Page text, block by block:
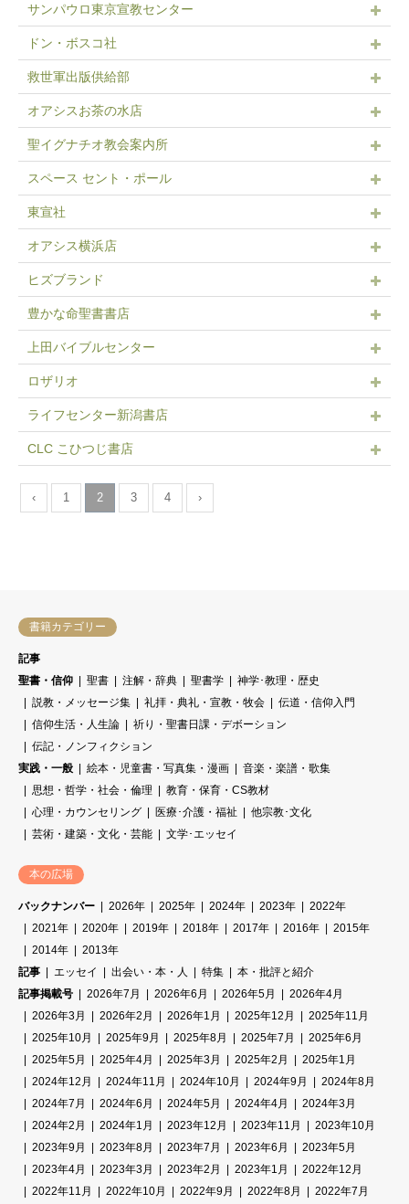
サンパウロ東京宣教センター
ドン・ボスコ社
救世軍出版供給部
オアシスお茶の水店
聖イグナチオ教会案内所
スペース セント・ポール
東宣社
オアシス横浜店
ヒズブランド
豊かな命聖書書店
上田バイブルセンター
ロザリオ
ライフセンター新潟書店
CLC こひつじ書店
‹ 1 2 3 4 ›
書籍カテゴリー
記事
聖書・信仰
聖書 注解・辞典 聖書学
神学･教理・歴史
説教・メッセージ集
礼拝・典礼・宣教・牧会
伝道・信仰入門
信仰生活・人生論
祈り・聖書日課・デボーション
伝記・ノンフィクション
実践・一般
絵本・児童書・写真集・漫画
音楽・楽譜・歌集
思想・哲学・社会・倫理
教育・保育・CS教材
心理・カウンセリング
医療･介護・福祉
他宗教･文化
芸術・建築・文化・芸能
文学･エッセイ
本の広場
バックナンバー 2026年 2025年 2024年 2023年
2022年
2021年
2020年 2019年 2018年 2017年 2016年
2015年
2014年
2013年
記事
エッセイ 出会い・本・人 特集
本・批評と紹介
記事掲載号
2026年7月 2026年6月 2026年5月
2026年4月
2026年3月
2026年2月 2026年1月 2025年12月
2025年11月
2025年10月
2025年9月 2025年8月 2025年7月
2025年6月
2025年5月
2025年4月 2025年3月 2025年2月
2025年1月
2024年12月
2024年11月 2024年10月 2024年9月
2024年8月
2024年7月
2024年6月 2024年5月 2024年4月
2024年3月
2024年2月
2024年1月 2023年12月 2023年11月
2023年10月
2023年9月
2023年8月 2023年7月 2023年6月
2023年5月
2023年4月
2023年3月 2023年2月 2023年1月
2022年12月
2022年11月
2022年10月 2022年9月 2022年8月
2022年7月